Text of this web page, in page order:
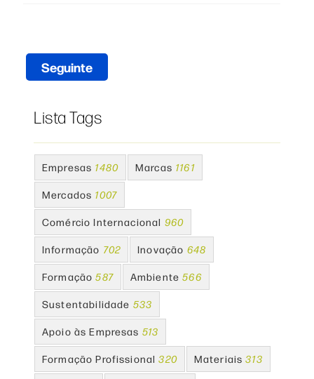
Seguinte
Lista Tags
Empresas 1480 Marcas 1161
Mercados 1007
Comércio Internacional 960
Informação 702 Inovação 648
Formação 587 Ambiente 566
Sustentabilidade 533
Apoio às Empresas 513
Formação Profissional 320 Materiais 313